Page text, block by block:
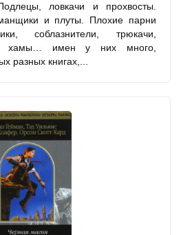
ловкачи и прохвосты.
и плуты. Плохие парни
соблазнители, трюкачи,
хамы… имен у них много,
разных книгах,...